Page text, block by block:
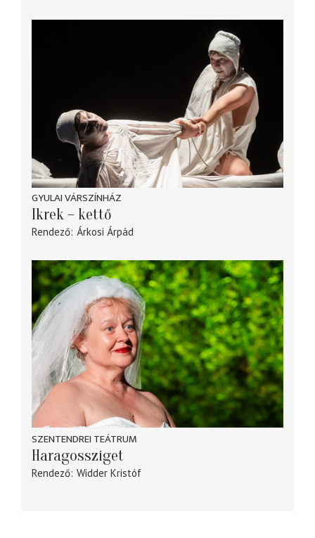
GYULAI VÁRSZÍNHÁZ
Ikrek – kettő
Rendező Árkosi Árpád
SZENTENDREI TEÁTRUM
Haragossziget
Rendező Widder Kristóf